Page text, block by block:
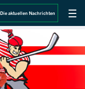
☰
Die aktuellen Nachrichten